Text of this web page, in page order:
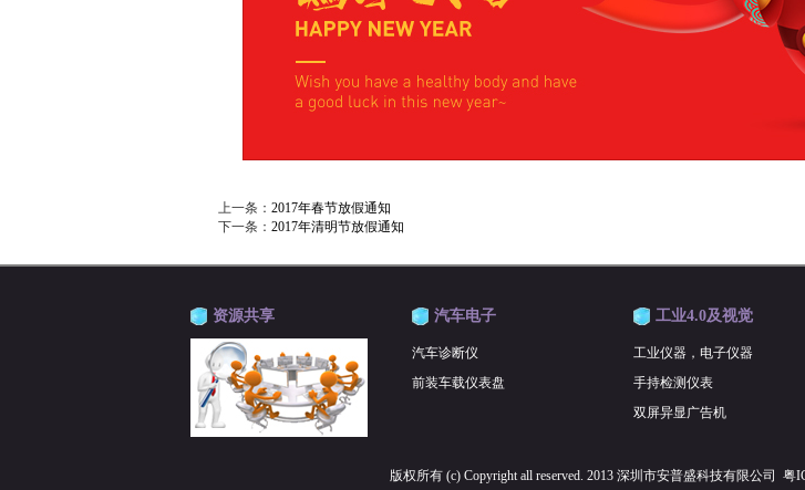
上一条： 2017年春节放假通知
下一条： 2017年清明节放假通知
资源共享 汽车电子
汽车诊断仪
前装车载仪表盘
工业4.0及视觉
工业仪器，电子仪器
手持检测仪表
双屏异显广告机
版权所有 (c) Copyright all reserved. 2013 深圳市安普盛科技有限公司 粤